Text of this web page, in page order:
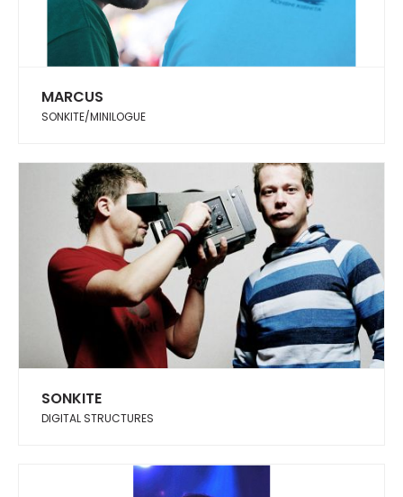
MARCUS
SONKITE/MINILOGUE
SONKITE
DIGITAL STRUCTURES